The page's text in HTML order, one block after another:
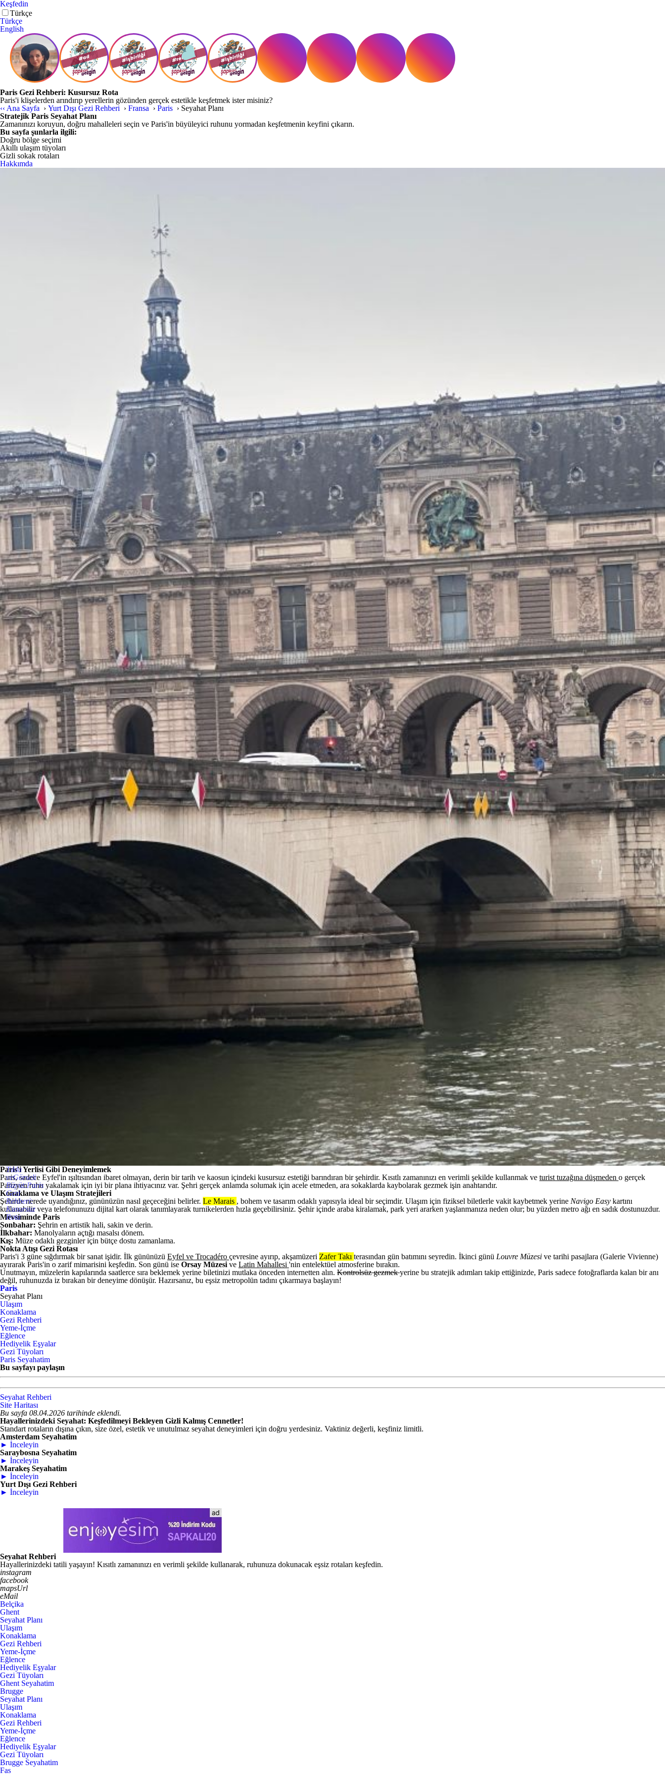
Keşfedin
Türkçe
Türkçe
English
Paris Gezi Rehberi: Kusursuz Rota
Paris'i klişelerden arındırıp yerellerin gözünden gerçek estetikle keşfetmek ister misiniz?
‹‹ Ana Sayfa › Yurt Dışı Gezi Rehberi › Fransa › Paris › Seyahat Planı
Stratejik Paris Seyahat Planı
Zamanınızı koruyun, doğru mahalleleri seçin ve Paris'in büyüleyici ruhunu yormadan keşfetmenin keyfini çıkarın.
Bu sayfa şunlarla ilgili:
Doğru bölge seçimi
Akıllı ulaşım tüyoları
Gizli sokak rotaları
Hakkımda
Tıkla
veGörseli
Büyüt:Paris
Gezi
Rehberi:
Kusursuz
Rota
Paris'i Yerlisi Gibi Deneyimlemek
Paris, sadece Eyfel'in ışıltısından ibaret olmayan, derin bir tarih ve kaosun içindeki kusursuz estetiği barındıran bir şehirdir. Kısıtlı zamanınızı en verimli şekilde kullanmak ve turist tuzağına düşmeden o gerçek
Parizyen ruhu yakalamak için iyi bir plana ihtiyacınız var. Şehri gerçek anlamda solumak için acele etmeden, ara sokaklarda kaybolarak gezmek işin anahtarıdır.
Konaklama ve Ulaşım Stratejileri
Şehirde nerede uyandığınız, gününüzün nasıl geçeceğini belirler. Le Marais , bohem ve tasarım odaklı yapısıyla ideal bir seçimdir. Ulaşım için fiziksel biletlerle vakit kaybetmek yerine Navigo Easy kartını
kullanabilir veya telefonunuzu dijital kart olarak tanımlayarak turnikelerden hızla geçebilirsiniz. Şehir içinde araba kiralamak, park yeri ararken yaşlanmanıza neden olur; bu yüzden metro ağı en sadık dostunuzdur.
Mevsiminde Paris
Sonbahar: Şehrin en artistik hali, sakin ve derin.
İlkbahar: Manolyaların açtığı masalsı dönem.
Kış: Müze odaklı gezginler için bütçe dostu zamanlama.
Nokta Atışı Gezi Rotası
Paris'i 3 güne sığdırmak bir sanat işidir. İlk gününüzü Eyfel ve Trocadéro çevresine ayırıp, akşamüzeri Zafer Takı terasından gün batımını seyredin. İkinci günü Louvre Müzesi ve tarihi pasajlara (Galerie Vivienne)
ayırarak Paris'in o zarif mimarisini keşfedin. Son günü ise Orsay Müzesi ve Latin Mahallesi 'nin entelektüel atmosferine bırakın.
Unutmayın, müzelerin kapılarında saatlerce sıra beklemek yerine biletinizi mutlaka önceden internetten alın. Kontrolsüz gezmekyerine bu stratejik adımları takip ettiğinizde, Paris sadece fotoğraflarda kalan bir anı
değil, ruhunuzda iz bırakan bir deneyime dönüşür. Hazırsanız, bu eşsiz metropolün tadını çıkarmaya başlayın!
Paris
Seyahat Planı
Ulaşım
Konaklama
Gezi Rehberi
Yeme-İçme
Eğlence
Hediyelik Eşyalar
Gezi Tüyoları
Paris Seyahatim
Bu sayfayı paylaşın
Seyahat Rehberi
Site Haritası
Bu sayfa 08.04.2026 tarihinde eklendi.
Hayallerinizdeki Seyahat: Keşfedilmeyi Bekleyen Gizli Kalmış Cennetler!
Standart rotaların dışına çıkın, size özel, estetik ve unutulmaz seyahat deneyimleri için doğru yerdesiniz. Vaktiniz değerli, keşfiniz limitli.
Amsterdam Seyahatim
► İnceleyin
Saraybosna Seyahatim
► İnceleyin
Marakeş Seyahatim
► İnceleyin
Yurt Dışı Gezi Rehberi
► İnceleyin
Seyahat Rehberi
Hayallerinizdeki tatili yaşayın! Kısıtlı zamanınızı en verimli şekilde kullanarak, ruhunuza dokunacak eşsiz rotaları keşfedin.
instagram
facebook
mapsUrl
eMail
Belçika
Ghent
Seyahat Planı
Ulaşım
Konaklama
Gezi Rehberi
Yeme-İçme
Eğlence
Hediyelik Eşyalar
Gezi Tüyoları
Ghent Seyahatim
Brugge
Seyahat Planı
Ulaşım
Konaklama
Gezi Rehberi
Yeme-İçme
Eğlence
Hediyelik Eşyalar
Gezi Tüyoları
Brugge Seyahatim
Fas